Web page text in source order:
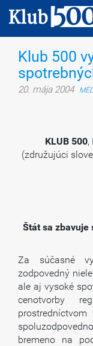
Klub 500
20. mája 2004
KLUB 500,
(združujúci
Štát sa zbavuje
Za súčasné
zodpovedný
ale aj vysoké
cenotvorby
bremeno na